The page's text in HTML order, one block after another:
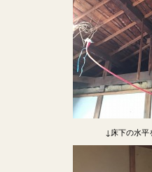
↓床下の水平